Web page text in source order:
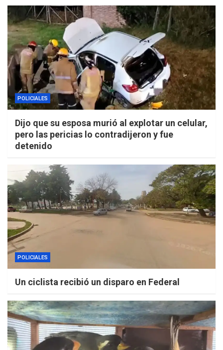
POLICIALES
Dijo que su esposa murió al explotar un celular,
pero las pericias lo contradijeron y fue
detenido
POLICIALES
Un ciclista recibió un disparo en Federal